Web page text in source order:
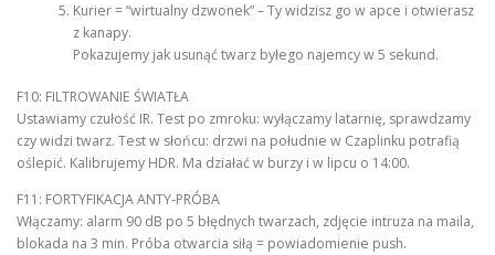
Kurier = “wirtualny dzwonek” – Ty widzisz go w apce i otwierasz
z kanapy.
Pokazujemy jak usunąć twarz byłego najemcy w 5 sekund.
F10: FILTROWANIE ŚWIATŁA
Ustawiamy czułość IR. Test po zmroku: wyłączamy latarnię, sprawdzamy
czy widzi twarz. Test w słońcu: drzwi na południe w Czaplinku potrafią
oślepić. Kalibrujemy HDR. Ma działać w burzy i w lipcu o 14:00.
F11: FORTYFIKACJA ANTY-PRÓBA
Włączamy: alarm 90 dB po 5 błędnych twarzach, zdjęcie intruza na maila,
blokada na 3 min. Próba otwarcia siłą = powiadomienie push.